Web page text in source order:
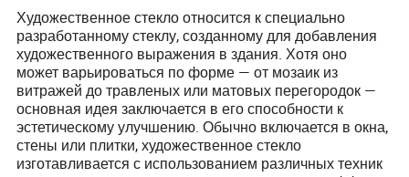
Художественное стекло относится к специально
разработанному стеклу, созданному для добавления
художественного выражения в здания. Хотя оно
может варьироваться по форме — от мозаик из
витражей до травленых или матовых перегородок —
основная идея заключается в его способности к
эстетическому улучшению. Обычно включается в окна,
стены или плитки, художественное стекло
изготавливается с использованием различных техник